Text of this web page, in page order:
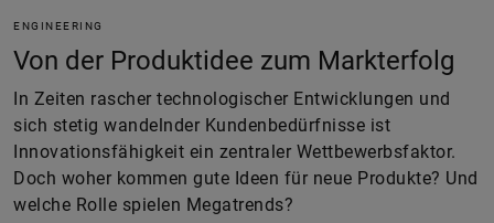
ENGINEERING
Von der Produktidee zum Markterfolg
In Zeiten rascher technologischer Entwicklungen und
sich stetig wandelnder Kundenbedürfnisse ist
Innovationsfähigkeit ein zentraler Wettbewerbsfaktor.
Doch woher kommen gute Ideen für neue Produkte? Und
welche Rolle spielen Megatrends?